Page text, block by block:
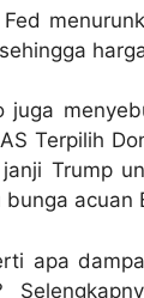
juga
Terpilih
Trump
bunga acuan
apa